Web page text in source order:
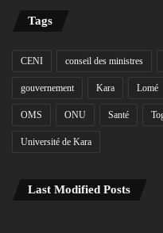
Tags
CENI conseil des ministres
gouvernement Kara Lomé
OMS ONU Santé
Université de Kara
Last Modified Posts